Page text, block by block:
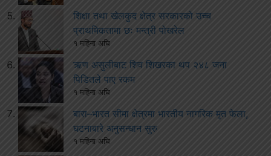
शिक्षा तथा खेलकुद क्षेत्र सरकारको उच्च
प्राथमिकतामा छः मन्त्री पोखरेल
१ महिना अघि
ऋण असुलीबाट शिव शिखरका थप २४८ जना
पिडितले पाए रकम
१ महिना अघि
बारा–भारत सीमा क्षेत्रमा भारतीय नागरिक मृत फेला,
घटनाबारे अनुसन्धान सुरु
१ महिना अघि